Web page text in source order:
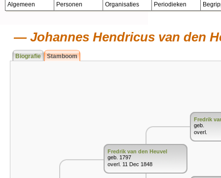
Algemeen Personen Organisaties Periodieken
Johannes Hendricus van den
Biografie Stamboom
Fredrik van den Heuvel
geb. 1797
overl. 11 Dec 1848
Fredrik
geb.
overl.